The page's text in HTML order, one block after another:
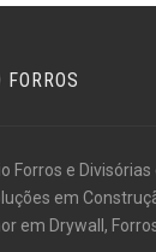
Forros e
em
em Drywall,